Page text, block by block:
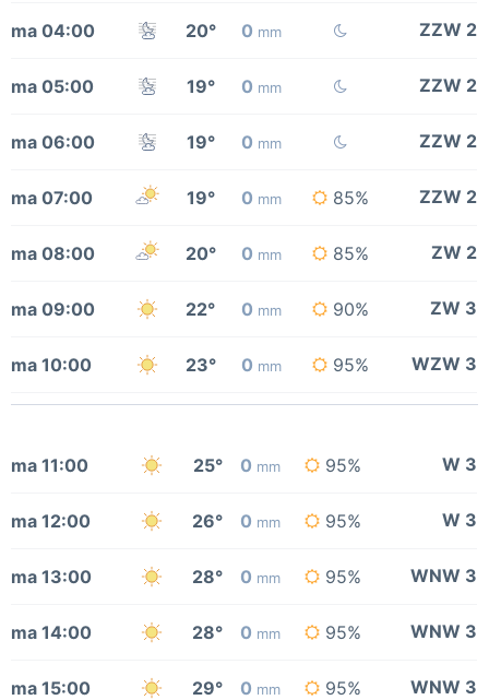
ma 04:00 20° 0 mm ZZW 2
ma 05:00 19° 0 mm ZZW 2
ma 06:00 19° 0 mm ZZW 2
ma 07:00 19° 0 mm 85% ZZW 2
ma 08:00 20° 0 mm 85% ZW 2
ma 09:00 22° 0 mm 90% ZW 3
ma 10:00 23° 0 mm 95% WZW 3
ma 11:00 25° 0 mm 95% W 3
ma 12:00 26° 0 mm 95% W 3
ma 13:00 28° 0 mm 95% WNW 3
ma 14:00 28° 0 mm 95% WNW 3
ma 15:00 29° 0 mm 95% WNW 3